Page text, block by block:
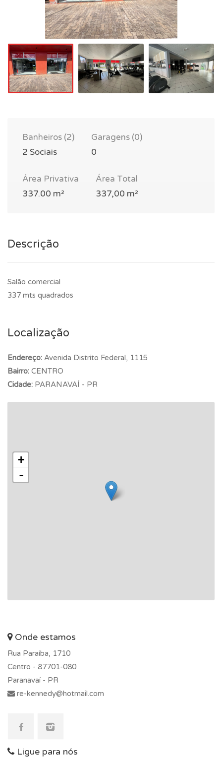
Banheiros (2)
2 Sociais
Garagens (0)
0
Área Privativa
337.00 m²
Área Total
337,00 m²
Descrição
Salão comercial
337 mts quadrados
Localização
Endereço: Avenida Distrito Federal, 1115
Bairro: CENTRO
Cidade: PARANAVAÍ - PR
+
-
Onde estamos
Rua Paraíba, 1710
Centro - 87701-080
Paranavaí - PR
re-kennedy@hotmail.com
Ligue para nós